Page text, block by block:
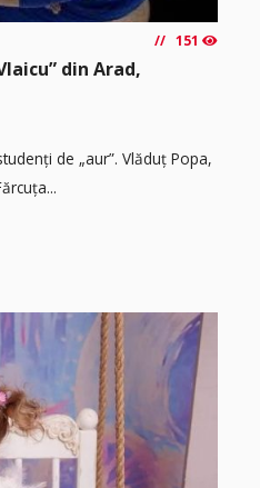
151
din Arad,
de „aur”. Vlăduț Popa,